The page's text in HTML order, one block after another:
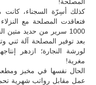
كذلك أسِرّة السجناء،
فتعاقدت المصلحة مع
1000 سرير من حديد متين
بعد توفير المصلحة آلة ثني
لورشة النجارة؛ ازدهر
مغرية!
الحال نفسها في مخبز ومطعم
عمل مقابل رواتب شهرية